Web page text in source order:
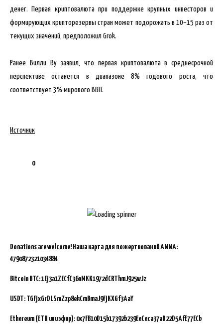
денег. Первая криптовалюта при поддержке крупных инвесторов и
формирующих крипторезервы стран может подорожать в 10–15 раз от
текущих значений, предположил Grok.
Ранее Вилли Ву заявил, что первая криптовалюта в среднесрочной
перспективе останется в диапазоне 8% годового роста, что
соответствует 3% мирового ВВП.
Источник
0
Donations are welcome! Наша карта для пожертвований ANNA:
4790872321034884
Bitcoin BTC:1Ej3a1ZECfC36nMKK1972dCRThmJ925wJz
USDT: TGFjxGrDLSmZzp8ekCmBmaJ9FjKXGf3AaY
Ethereum (ETH или эфир): 0x7FB10D15b17392b239EeCeca37aD22D5AfE77ECb